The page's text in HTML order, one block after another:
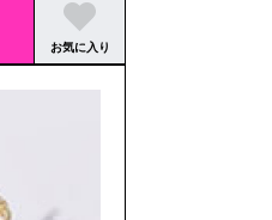
お気に入り